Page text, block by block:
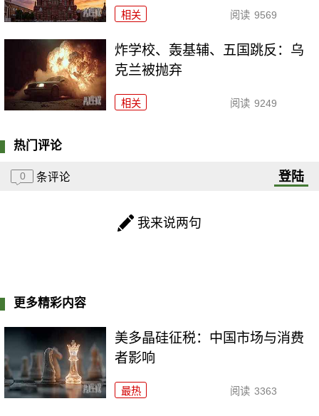
相关 阅读 9569
炸学校、轰基辅、五国跳反：乌
克兰被抛弃
相关 阅读 9249
热门评论
0 条评论 登陆
我来说两句
更多精彩内容
美多晶硅征税：中国市场与消费
者影响
最热 阅读 3363